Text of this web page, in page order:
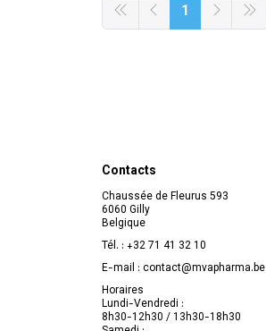
1
Contacts
Chaussée de Fleurus 593
6060 Gilly
Belgique
Tél. : +32 71 41 32 10
E-mail : contact@mvapharma.be
Horaires
Lundi-Vendredi :
8h30-12h30 / 13h30-18h30